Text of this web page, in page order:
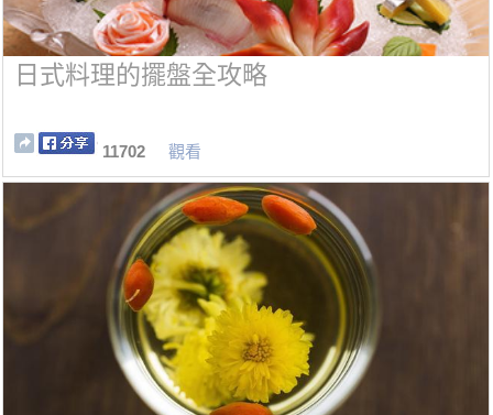
日式料理的擺盤全攻略
11702 觀看